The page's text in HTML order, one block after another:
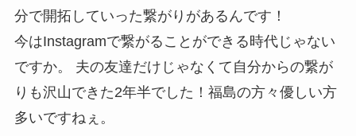
分で開拓していった繋がりがあるんです！
今はInstagramで繋がることができる時代じゃない
ですか。 夫の友達だけじゃなくて自分からの繋が
りも沢山できた2年半でした！福島の方々優しい方
多いですねぇ。